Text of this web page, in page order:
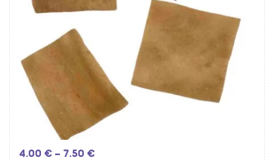
4.00 € – 7.50 €